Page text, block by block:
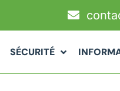
SÉCURITÉ